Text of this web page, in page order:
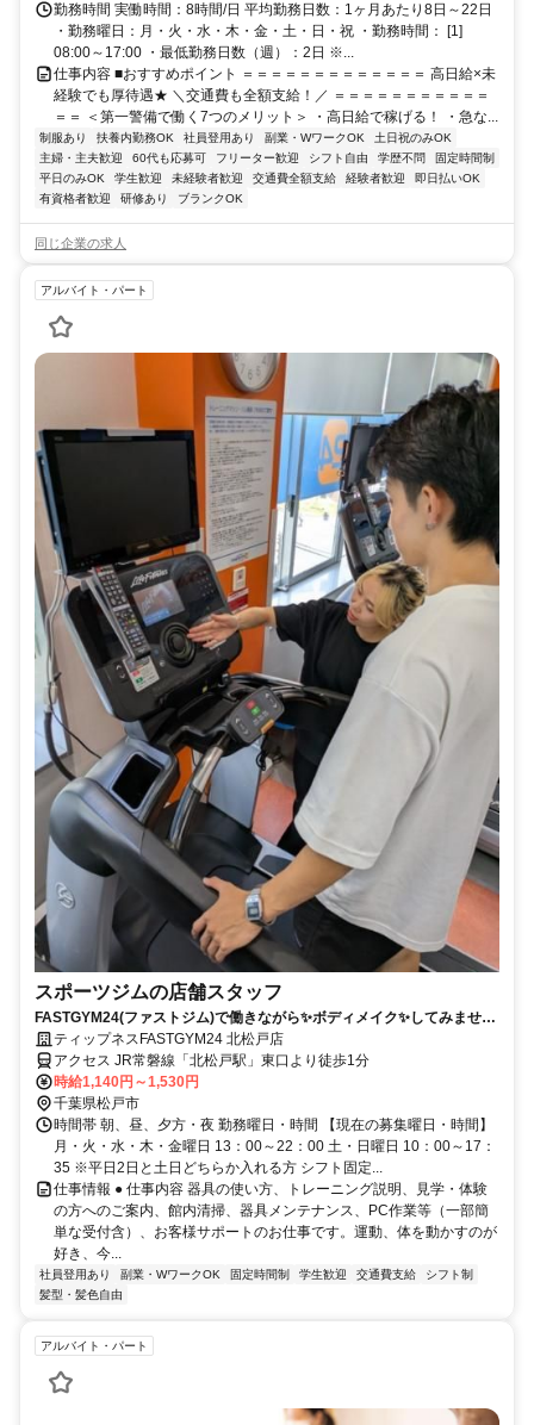
勤務時間 実働時間：8時間/日 平均勤務日数：1ヶ月あたり8日～22日
・勤務曜日：月・火・水・木・金・土・日・祝 ・勤務時間： [1]
08:00～17:00 ・最低勤務日数（週）：2日 ※...
仕事内容 ■おすすめポイント ＝＝＝＝＝＝＝＝＝＝＝＝＝ 高日給×未
経験でも厚待遇★ ＼交通費も全額支給！／ ＝＝＝＝＝＝＝＝＝＝＝
＝＝ ＜第一警備で働く7つのメリット＞ ・高日給で稼げる！ ・急な...
制服あり 扶養内勤務OK 社員登用あり 副業・WワークOK
土日祝のみOK
主婦・主夫歓迎
60代も応募可 フリーター歓迎 シフト自由 学歴不問
固定時間制
平日のみOK
学生歓迎 未経験者歓迎 交通費全額支給 経験者歓迎
即日払いOK
有資格者歓迎
研修あり ブランクOK
同じ企業の求人
アルバイト・パート
スポーツジムの店舗スタッフ
FASTGYM24(ファストジム)で働きながら✨ボディメイク✨してみません
か？ティップネスFASTGYM24 北松戸店
アクセス JR常磐線「北松戸駅」東口より徒歩1分
時給1,140円～1,530円
千葉県松戸市
時間帯 朝、昼、夕方・夜 勤務曜日・時間 【現在の募集曜日・時間】
月・火・水・木・金曜日 13：00～22：00 土・日曜日 10：00～17：
35 ※平日2日と土日どちらか入れる方 シフト固定...
仕事情報 ● 仕事内容 器具の使い方、トレーニング説明、見学・体験
の方へのご案内、館内清掃、器具メンテナンス、PC作業等（一部簡
単な受付含）、お客様サポートのお仕事です。運動、体を動かすのが
好き、今...
社員登用あり 副業・WワークOK 固定時間制 学生歓迎 交通費支給
シフト制
髪型・髪色自由
アルバイト・パート